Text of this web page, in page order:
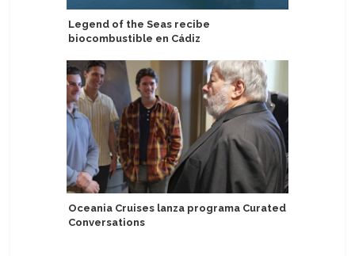
Legend of the Seas recibe
biocombustible en Cádiz
Oceania Cruises lanza programa Curated
Conversations